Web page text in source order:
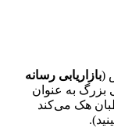
(بازاریابی رسانه
بزرگ به عنوان
هک میکند